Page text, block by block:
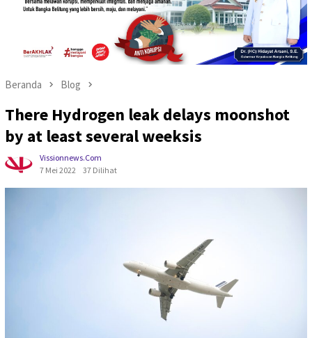
Beranda Blog
There Hydrogen leak delays moonshot
by at least several weeksis
Vissionnews.com
7 Mei 2022
37 Dilihat